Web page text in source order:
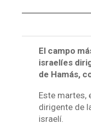
El campo
israelíes
de Hamás,
Este martes,
dirigente de
israelí.